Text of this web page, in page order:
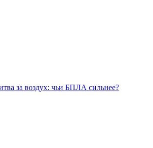
за воздух: чьи БПЛА сильнее?